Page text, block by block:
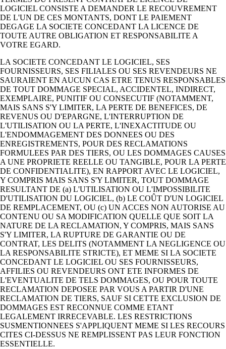
LOGICIEL CONSISTE A DEMANDER LE RECOUVREMENT
DE L'UN DE CES MONTANTS, DONT LE PAIEMENT
DEGAGE LA SOCIETE CONCEDANT LA LICENCE DE
TOUTE AUTRE OBLIGATION ET RESPONSABILITE A
VOTRE EGARD.
LA SOCIETE CONCEDANT LE LOGICIEL, SES
FOURNISSEURS, SES FILIALES OU SES REVENDEURS NE
SAURAIENT EN AUCUN CAS ETRE TENUS RESPONSABLES
DE TOUT DOMMAGE SPECIAL, ACCIDENTEL, INDIRECT,
EXEMPLAIRE, PUNITIF OU CONSECUTIF (NOTAMMENT,
MAIS SANS S'Y LIMITER, LA PERTE DE BENEFICES, DE
REVENUS OU D'EPARGNE, L'INTERRUPTION DE
L'UTILISATION OU LA PERTE, L'INEXACTITUDE OU
L'ENDOMMAGEMENT DES DONNEES OU DES
ENREGISTREMENTS, POUR DES RECLAMATIONS
FORMULEES PAR DES TIERS, OU LES DOMMAGES CAUSES
A UNE PROPRIETE REELLE OU TANGIBLE, POUR LA PERTE
DE CONFIDENTIALITE), EN RAPPORT AVEC LE LOGICIEL,
Y COMPRIS MAIS SANS S'Y LIMITER, TOUT DOMMAGE
RESULTANT DE (a) L'UTILISATION OU L'IMPOSSIBILITE
D'UTILISATION DU LOGICIEL, (b) LE COÛT D'UN LOGICIEL
DE REMPLACEMENT, OU (c) UN ACCES NON AUTORISE AU
CONTENU OU SA MODIFICATION QUELLE QUE SOIT LA
NATURE DE LA RECLAMATION, Y COMPRIS, MAIS SANS
S'Y LIMITER, LA RUPTURE DE GARANTIE OU DE
CONTRAT, LES DELITS (NOTAMMENT LA NEGLIGENCE OU
LA RESPONSABILITE STRICTE), ET MEME SI LA SOCIETE
CONCEDANT LE LOGICIEL OU SES FOURNISSEURS,
AFFILIES OU REVENDEURS ONT ETE INFORMES DE
L'EVENTUALITE DE TELS DOMMAGES, OU POUR TOUTE
RECLAMATION DEPOSEE PAR VOUS A PARTIR D'UNE
RECLAMATION DE TIERS, SAUF SI CETTE EXCLUSION DE
DOMMAGES EST RECONNUE COMME ETANT
LEGALEMENT IRRECEVABLE. LES RESTRICTIONS
SUSMENTIONNEES S'APPLIQUENT MEME SI LES RECOURS
CITES CI-DESSUS NE REMPLISSENT PAS LEUR FONCTION
ESSENTIELLE.